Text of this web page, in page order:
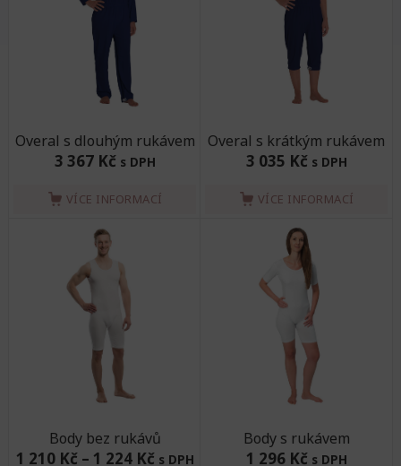
Overal s dlouhým rukávem
3 367 Kč s DPH
VÍCE INFORMACÍ
Overal s krátkým rukávem
3 035 Kč s DPH
VÍCE INFORMACÍ
Body bez rukávů
1 210 Kč– 1 224 Kč s DPH
Body s rukávem
1 296 Kč s DPH